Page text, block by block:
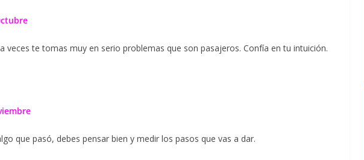
veces te tomas muy en serio problemas que son pasajeros. Confía en tu intuición.
que pasó, debes pensar bien y medir los pasos que vas a dar.